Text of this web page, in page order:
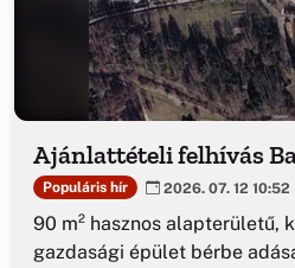
Ajánlattételi felhívás
Populáris hír 2026. 07. 12 10:52
90 m² hasznos alapterületű,
gazdasági épület bérbe